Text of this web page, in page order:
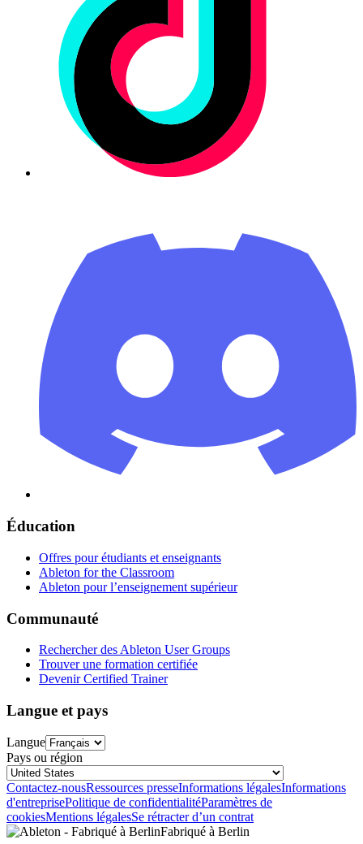
Éducation
Offres pour étudiants et enseignants
Ableton for the Classroom
Ableton pour l’enseignement supérieur
Communauté
Rechercher des Ableton User Groups
Trouver une formation certifiée
Devenir Certified Trainer
Langue et pays
Langue
Pays ou région
Contactez-nousRessources presseInformations légalesInformations
d'entreprisePolitique de confidentialitéParamètres de
cookiesMentions légalesSe rétracter d’un contrat
Fabriqué à Berlin